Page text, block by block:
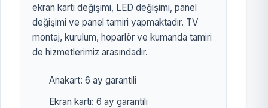
ekran kartı değişimi, LED değişimi, panel
değişimi ve panel tamiri yapmaktadır. TV
montaj, kurulum, hoparlör ve kumanda tamiri
de hizmetlerimiz arasındadır.
Anakart: 6 ay garantili
Ekran kartı: 6 ay garantili